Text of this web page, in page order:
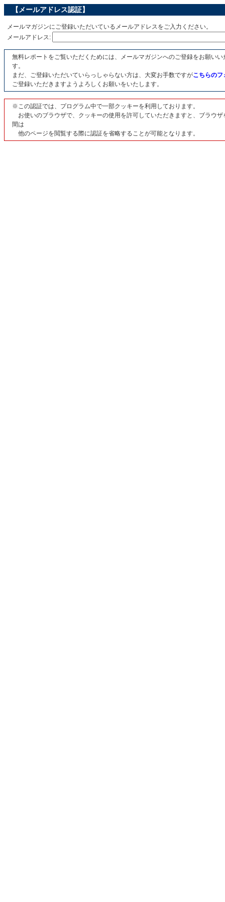
【メールアドレス認証】
メールマガジンにご登録いただいているメールアドレスをご入力ください。
メールアドレス:
無料レポートをご覧いただくためには、メールマガジンへのご登録をお願いい
す。
まだ、ご登録いただいていらっしゃらない方は、大変お手数ですがこちらのフ
ご登録いただきますようよろしくお願いをいたします。
※この認証では、プログラム中で一部クッキーを利用しております。
お使いのブラウザで、クッキーの使用を許可していただきますと、ブラウザ
間は
他のページを閲覧する際に認証を省略することが可能となります。